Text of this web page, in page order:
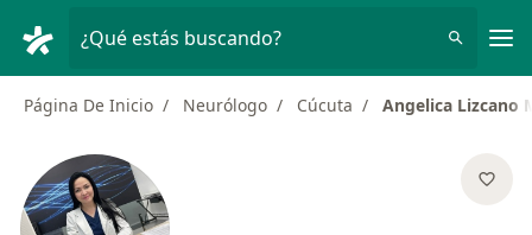
¿Qué estás buscando?
Página De Inicio Neurólogo Cúcuta Angelica Lizcano